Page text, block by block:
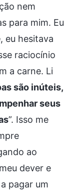
nem
para mim. Eu
eu hesitava
raciocínio
a carne. Li
são inúteis,
seus
”. Isso me
ao
dever e
pagar um